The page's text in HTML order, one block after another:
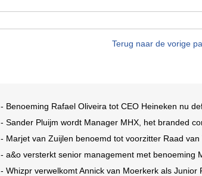
Terug naar de vorige
- Benoeming Rafael Oliveira tot CEO Heineken nu
- Sander Pluijm wordt Manager MHX, het branded
- Marjet van Zuijlen benoemd tot voorzitter Raad van
- a&o versterkt senior management met benoeming
- Whizpr verwelkomt Annick van Moerkerk als Junior